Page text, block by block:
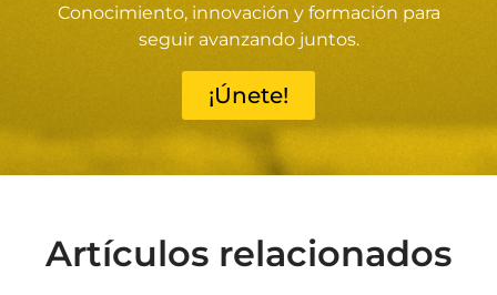
Conocimiento, innovación y formación para
seguir avanzando juntos.
¡Únete!
Artículos relacionados